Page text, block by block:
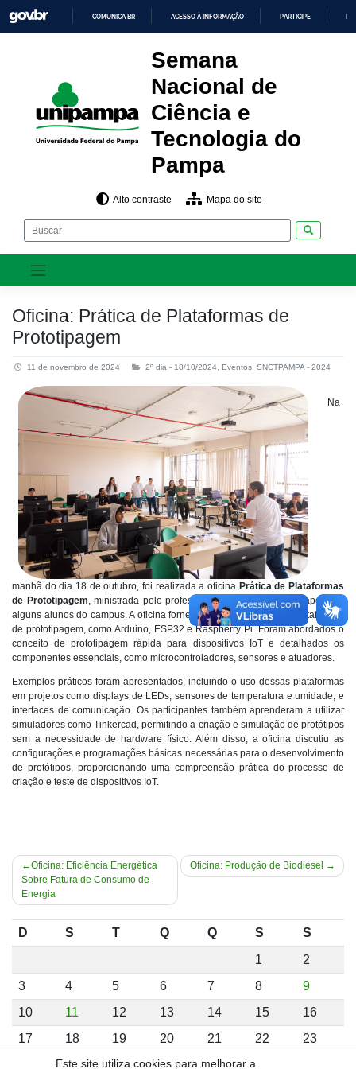
Este site utiliza cookies para melhorar a
content
O
CONTEÚDO
COMUNICA BR ACESSO À INFORMAÇÃO PARTICIPE
Semana
Nacional de
Ciência e
Tecnologia do
Pampa
Alto contraste Mapa do site
Oficina: Prática de Plataformas de
Prototipagem
11 de novembro de 2024 2º dia - 18/10/2024 Eventos SNCTPAMPA - 2024
Na
manhã do dia 18 de outubro, foi realizada a oficina Prática de Plataformas
de Prototipagem, ministrada pelo professor Júlio Saraçol, com o apoio de
alguns alunos do campus. A oficina forneceu uma introdução às plataformas
de prototipagem, como Arduino, ESP32 e Raspberry Pi. Foram abordados o
conceito de prototipagem rápida para dispositivos IoT e detalhados os
componentes essenciais, como microcontroladores, sensores e atuadores.
Exemplos práticos foram apresentados, incluindo o uso dessas plataformas
em projetos como displays de LEDs, sensores de temperatura e umidade, e
interfaces de comunicação. Os participantes também aprenderam a utilizar
simuladores como Tinkercad, permitindo a criação e simulação de protótipos
sem a necessidade de hardware físico. Além disso, a oficina discutiu as
configurações e programações básicas necessárias para o desenvolvimento
de protótipos, proporcionando uma compreensão prática do processo de
criação e teste de dispositivos IoT.
Navegação
de
Post
Oficina: Eficiência Energética
Sobre Fatura de Consumo de
Energia
Oficina: Produção de Biodiesel
D S T Q Q S
S
1
2
3
4 5 6 7 8
9
10
11 12 13 14 15
16
17
18 19 20 21 22
23
25 26 27 28 29